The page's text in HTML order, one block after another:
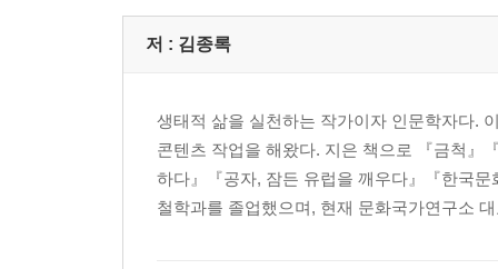
저 : 김종록
생태적 삶을 실천하는 작가이자 인문학자다.
콘텐츠 작업을 해왔다. 지은 책으로 『금척』
하다』『공자, 잠든 유럽을 깨우다』『한국
철학과를 졸업했으며, 현재 문화국가연구소